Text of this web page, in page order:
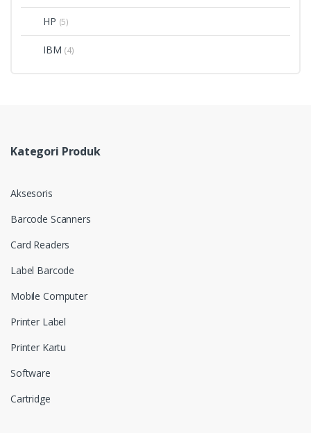
HP (5)
IBM (4)
Kategori Produk
Aksesoris
Barcode Scanners
Card Readers
Label Barcode
Mobile Computer
Printer Label
Printer Kartu
Software
Cartridge